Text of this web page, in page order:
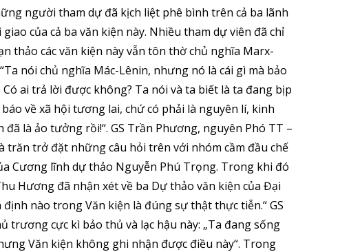
người tham dự đã kịch liệt phê bình trên cả ba lãnh
của cả ba văn kiện này. Nhiều tham dự viên đã chỉ
thảo các văn kiện này vẫn tôn thờ chủ nghĩa Marx-
nói chủ nghĩa Mác-Lênin, nhưng nó là cái gì mà bảo
Có ai trả lời được không? Ta nói và ta biết là ta đang bịp
về xã hội tương lai, chứ có phải là nguyên lí, kinh
đã là ảo tưởng rồi!“. GS Trần Phương, nguyên Phó TT –
trăn trở đặt những câu hỏi trên với nhóm cầm đầu chế
Cương lĩnh dự thảo Nguyễn Phú Trọng. Trong khi đó
Hương đã nhận xét về ba Dự thảo văn kiện của Đại
nào trong Văn kiện là đúng sự thật thực tiễn.“ GS
trương cực kì bảo thủ và lạc hậu này: „Ta đang sống
Văn kiện không ghi nhận được điều này“. Trong